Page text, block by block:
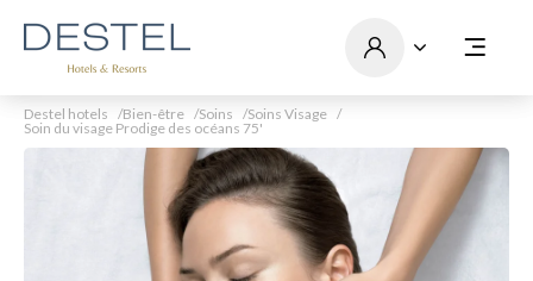
Destel hotels Bien-être Soins
Soins Visage
Soin du visage Prodige des océans 75'